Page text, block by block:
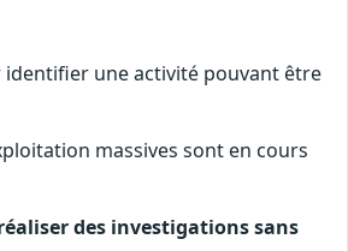
identifier une activité pouvant être
massives sont en cours
des investigations sans